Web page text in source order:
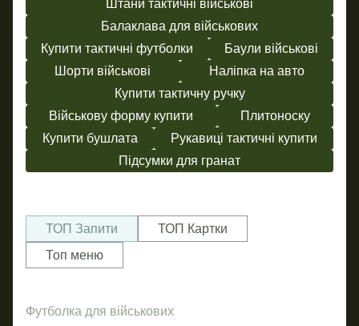
Штани тактичні військові
Балаклава для військових
Купити тактичні футболки
Баули військові
Шорти військові
Наліпка на авто
Купити тактичну ручку
Військову форму купити
Плитоноску
Купити бушлата
Рукавиці тактичні купити
Підсумки для гранат
ТОП Запити
ТОП Картки
Топ меню
Футболка для військових